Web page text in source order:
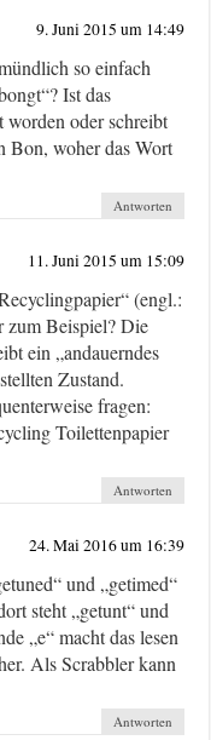
9. Juni 2015 um 14:49
so einfach
Ist das
worden oder schreibt
Bon, woher das Wort
Antworten
11. Juni 2015 um 15:09
(engl.:
zum Beispiel? Die
ein „andauerndes
Zustand.
fragen:
Toilettenpapier
Antworten
24. Mai 2016 um 16:39
und „getimed“
steht „getunt“ und
„e“ macht das lesen
Als Scrabbler kann
Antworten